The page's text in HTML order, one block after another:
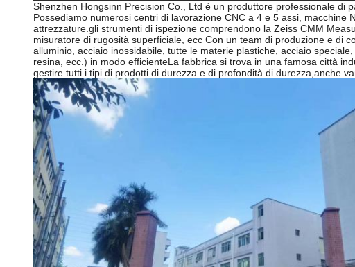
Shenzhen Hongsinn Precision Co., Ltd è un produttore professionale di
Possediamo numerosi centri di lavorazione CNC a 4 e 5 assi,
attrezzature.gli strumenti di ispezione comprendono la Zeiss CMM
misuratore di rugosità superficiale, ecc Con un team di produzione e di
alluminio, acciaio inossidabile, tutte le materie plastiche, acciaio
resina, ecc.) in modo efficienteLa fabbrica si trova in una famosa città
gestire tutti i tipi di prodotti di durezza e di profondità di durezza,anche